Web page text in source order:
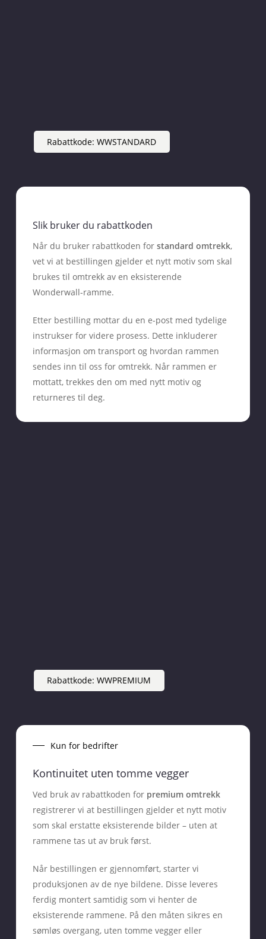
Rabattkode: WWSTANDARD
Slik bruker du rabattkoden
Når du bruker rabattkoden for standard omtrekk,
vet vi at bestillingen gjelder et nytt motiv som skal
brukes til omtrekk av en eksisterende
Wonderwall-ramme.
Etter bestilling mottar du en e-post med tydelige
instrukser for videre prosess. Dette inkluderer
informasjon om transport og hvordan rammen
sendes inn til oss for omtrekk. Når rammen er
mottatt, trekkes den om med nytt motiv og
returneres til deg.
Rabattkode: WWPREMIUM
Kun for bedrifter
Kontinuitet uten tomme vegger
Ved bruk av rabattkoden for premium omtrekk
registrerer vi at bestillingen gjelder et nytt motiv
som skal erstatte eksisterende bilder – uten at
rammene tas ut av bruk først.
Når bestillingen er gjennomført, starter vi
produksjonen av de nye bildene. Disse leveres
ferdig montert samtidig som vi henter de
eksisterende rammene. På den måten sikres en
sømløs overgang, uten tomme vegger eller